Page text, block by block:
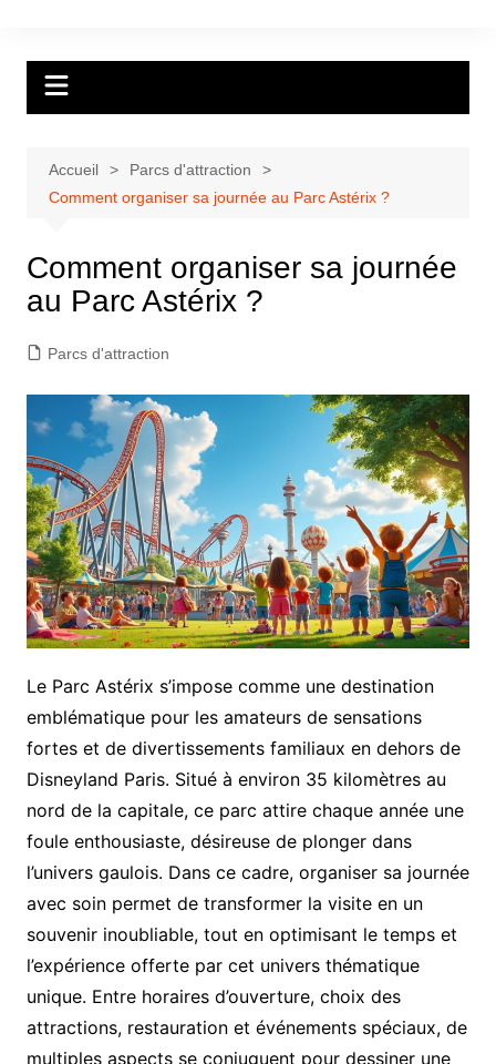
Accueil
Parcs d'attraction
Comment organiser sa journée au Parc Astérix ?
Comment organiser sa journée
au Parc Astérix ?
Parcs d'attraction
Le Parc Astérix s’impose comme une destination
emblématique pour les amateurs de sensations
fortes et de divertissements familiaux en dehors de
Disneyland Paris. Situé à environ 35 kilomètres au
nord de la capitale, ce parc attire chaque année une
foule enthousiaste, désireuse de plonger dans
l’univers gaulois. Dans ce cadre, organiser sa journée
avec soin permet de transformer la visite en un
souvenir inoubliable, tout en optimisant le temps et
l’expérience offerte par cet univers thématique
unique. Entre horaires d’ouverture, choix des
attractions, restauration et événements spéciaux, de
multiples aspects se conjuguent pour dessiner une